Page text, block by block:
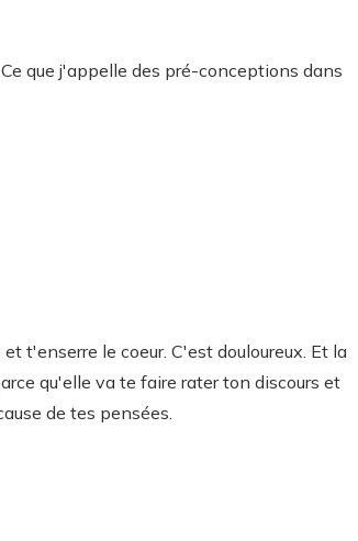
que j'appelle des pré-conceptions dans
t'enserre le coeur. C'est douloureux. Et la
qu'elle va te faire rater ton discours et
de tes pensées.